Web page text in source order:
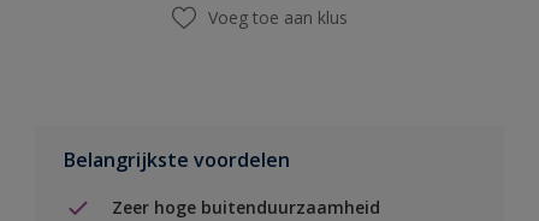
Voeg toe aan klus
Belangrijkste voordelen
Zeer hoge buitenduurzaamheid